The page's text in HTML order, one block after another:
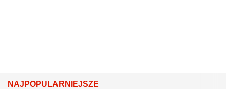
NAJPOPULARNIEJSZE